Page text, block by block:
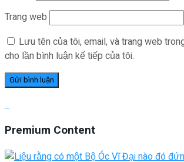
Trang web
Lưu tên của tôi, email, và trang web
cho lần bình luận kế tiếp của tôi.
Premium Content